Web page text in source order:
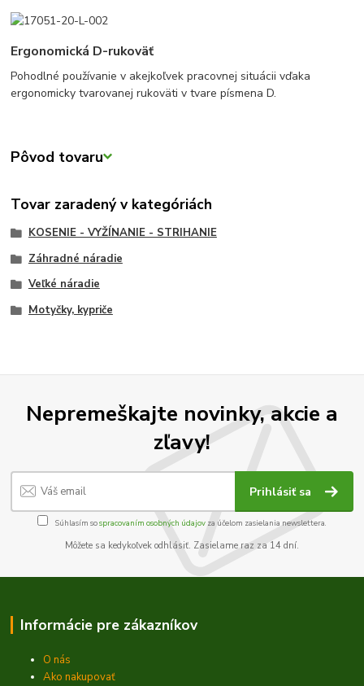
Ergonomická D-rukoväť
Pohodlné používanie v akejkoľvek pracovnej situácii vďaka
ergonomicky tvarovanej rukoväti v tvare písmena D.
Pôvod tovaru
Tovar zaradený v kategóriách
KOSENIE - VYŽÍNANIE - STRIHANIE
Záhradné náradie
Veľké náradie
Motyčky, kypriče
Nepremeškajte novinky, akcie a
zľavy!
Prihlásiť sa
Súhlasím sospracovaním osobných údajov za účelom zasielania newslettera.
Môžete sa kedykoľvek odhlásiť. Zasielame raz za 14 dní.
Informácie pre zákazníkov
O nás
Ako nakupovať